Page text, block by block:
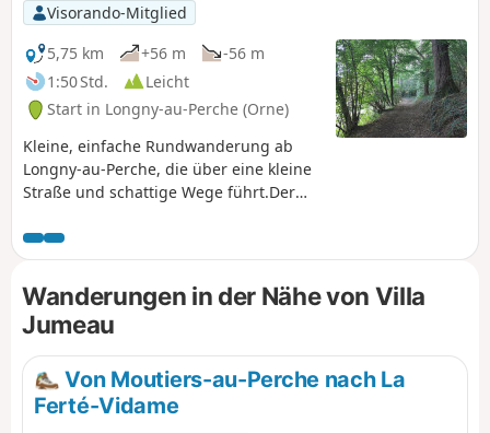
Visorando-Mitglied
5,75 km
+56 m
-56 m
1:50 Std.
Leicht
Start in Longny-au-Perche (Orne)
Kleine, einfache Rundwanderung ab
Longny-au-Perche, die über eine kleine
Straße und schattige Wege führt.Der
Name eines Baches und eines Weilers!
Wanderungen in der Nähe von Villa
Jumeau
Von Moutiers-au-Perche nach La
Ferté-Vidame